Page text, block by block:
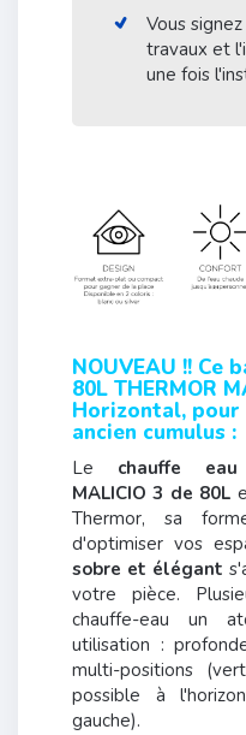
Vous
travaux et
une fois
NOUVEAU !! Ce
80L THERMOR
Horizontal,
ancien cumulus :
Le chauffe eau
MALICIO 3 de 80L
Thermor, sa
d'optimiser vos
sobre et élégant
votre pièce.
chauffe-eau un
utilisation :
multi-positions
possible à
gauche).